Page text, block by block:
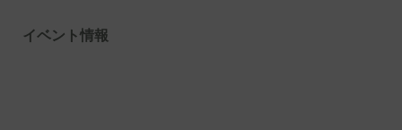
イベント情報